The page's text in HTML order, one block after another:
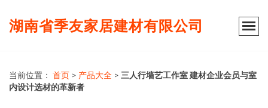
湖南省季友家居建材有限公司
当前位置： 首页 > 产品大全 > 三人行墙艺工作室 建材企业会员与室
内设计选材的革新者